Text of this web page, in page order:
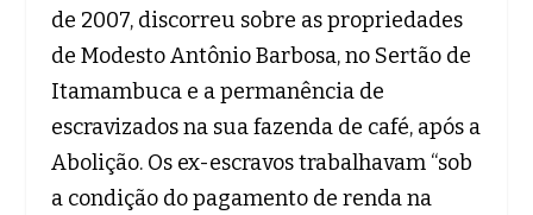
de 2007, discorreu sobre as propriedades
de Modesto Antônio Barbosa, no Sertão de
Itamambuca e a permanência de
escravizados na sua fazenda de café, após a
Abolição. Os ex-escravos trabalhavam “sob
a condição do pagamento de renda na